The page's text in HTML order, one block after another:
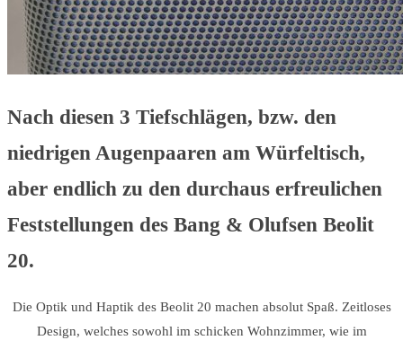
Nach diesen 3 Tiefschlägen, bzw. den
niedrigen Augenpaaren am Würfeltisch,
aber endlich zu den durchaus erfreulichen
Feststellungen des Bang & Olufsen Beolit
20.
Die Optik und Haptik des Beolit 20 machen absolut Spaß. Zeitloses
Design, welches sowohl im schicken Wohnzimmer, wie im